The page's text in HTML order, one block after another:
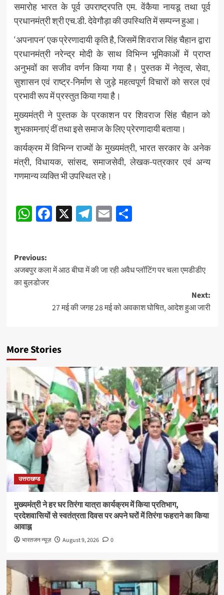
समारोह भारत के पूर्व उपराष्ट्रपति एम. वेंकैया नायडू तथा पूर्व
प्रधानमंत्री श्री एच.डी. देवेगौड़ा की उपस्थिति में सम्पन्न हुआ।
‘अपनापन’ एक प्रेरणादायी कृति है, जिसमें शिवराज सिंह चैहान द्वारा
प्रधानमंत्री नरेन्द्र मोदी के साथ विभिन्न भूमिकाओं में प्राप्त
अनुभवों का सजीव वर्णन किया गया है। पुस्तक में नेतृत्व, सेवा,
सुशासन एवं राष्ट्र-निर्माण से जुड़े महत्वपूर्ण विचारों को सरल एवं
प्रभावी रूप में प्रस्तुत किया गया है।
मुख्यमंत्री ने पुस्तक के प्रकाशन पर शिवराज सिंह चैहान को
शुभकामनाएं दीं तथा इसे समाज के लिए प्रेरणादायी बताया।
कार्यक्रम में विभिन्न राज्यों के मुख्यमंत्री, भारत सरकार के अनेक
मंत्री, विधायक, सांसद, समाजसेवी, लेखक-पत्रकार एवं अन्य
गणमान्य व्यक्ति भी उपस्थित रहे।
Post
navigation
WhatsApp
Facebook
X Telegram
EmailShare
Post
navigation
Previous:
अजबपुर कला में आठ बीघा में की जा रही अवैध प्लॉटिंग पर चला एमडीडीए
का बुलडोजर
Next:
27 मई की जगह 28 मई को अवकाश घोषित, आदेश हुआ जारी
More Stories
उत्तराखण्ड
मुख्यमंत्री ने हर घर तिरंगा यात्रा कार्यक्रम में किया प्रतिभाग,
प्रदेशवासियों से स्वतंत्रता दिवस पर अपने घरों में तिरंगा फहराने का किया
आवाह्न
भारतजन न्यूज़ August 9, 2026 0